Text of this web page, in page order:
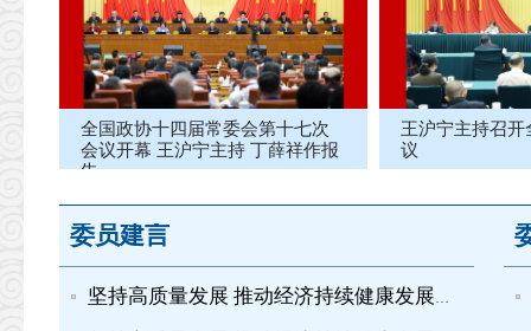
全国政协十四届常委会第十七次
会议开幕 王沪宁主持 丁薛祥作报
告
王沪宁主持召
议
委员建言
坚持高质量发展 推动经济持续健康发展和社会全面进步——全国政协十四届常委会第十七次会议发言摘登（二）